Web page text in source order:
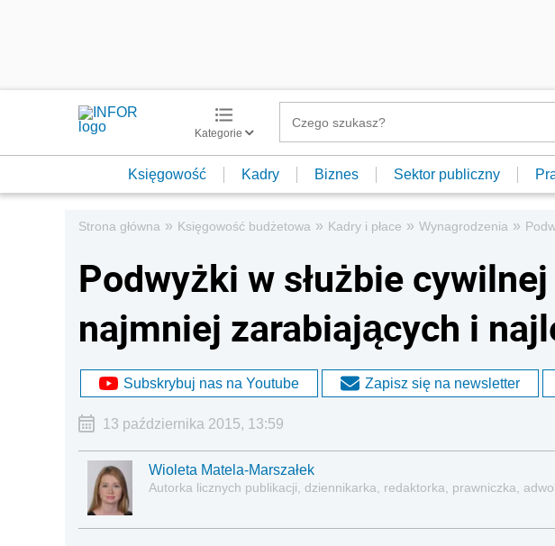
Kategorie
Księgowość Kadry Biznes Sektor publiczny
Strona główna » Księgowość budżetowa » Kadry i płace » Wynagrodzenia »
Podwyżki w służbie
najmniej zarabiających i
Subskrybuj nas na Youtube Zapisz się na newsletter
13 października 2015, 13:59
Wioleta Matela-Marszałek
Autorka licznych publikacji, dziennikarka, redaktorka, prawniczka,